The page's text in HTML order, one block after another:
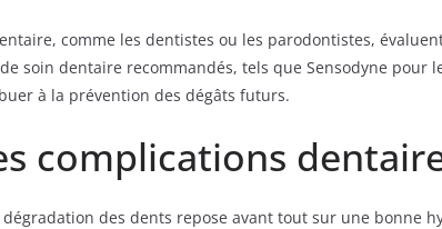
comme les dentistes ou les parodontistes,
soin dentaire recommandés, tels que Sensodyne
à la prévention des dégâts futurs.
complications
des dents repose avant tout sur une bonne